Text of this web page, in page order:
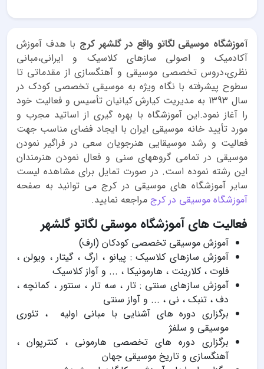
آموزشگاه موسیقی لگاتو واقع در گلشهر کرج با هدف آموزش
آکادمیک و اصولی سازهای کلاسیک و ایرانی،مبانی
نظری،دروس تخصصی موسیقی و آهنگسازی از مقدماتی تا
سطوح پیشرفته با نگاه ویژه به موسیقی تخصصی کودک در
سال 1393 به مدیریت کیارش کیانیان تأسیس و فعالیت خود
را آغاز نمود.این آموزشگاه با بهره گیری از اساتید مجرب و
مورد تأیید خانه موسیقی ایران با ایجاد فضای مناسب جهت
فعالیت و رشد موسیقایی هنرجویان سعی در فراگیر نمودن
موسیقی در تمامی گروههای سنی و فعال نمودن هنرمندان
این رشته نموده است. در صورت تمایل برای مشاهده لیست
سایر آموزشگاه های موسیقی در کرج می توانید به صفحه
آموزشگاه موسیقی در کرج مراجعه نمایید.
فعالیت های آموزشگاه موسقی لگاتو گلشهر
آموزش موسیقی تخصصی کودکان (ارف)
آموزش سازهای کلاسیک : پیانو ، ارگ ، گیتار ، ویولن ،
فلوت ، کلارینت ، هارمونیکا ، ... و آواز کلاسیک
آموزش سازهای سنتی : تار ، سه تار ، سنتور ، کمانچه ،
دف ، تنبک ، نی ، ... و آواز سنتی
برگزاری دوره های آشنایی با مبانی اولیه ، تئوری
موسیقی و سلفژ
برگزاری دوره های تخصصی هارمونی ، کنترپوان ،
آهنگسازی و تاریخ موسیقی جهان